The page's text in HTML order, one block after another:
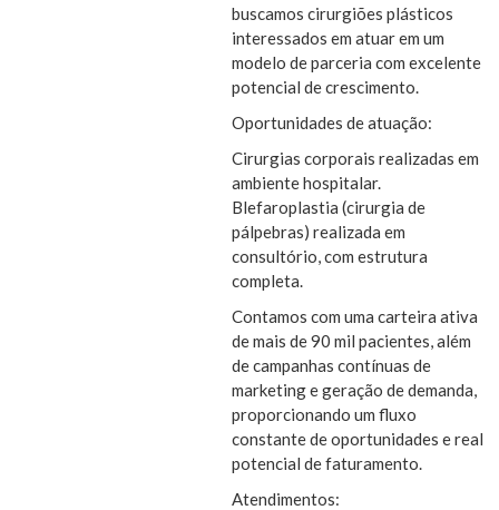
buscamos cirurgiões plásticos
interessados em atuar em um
modelo de parceria com excelente
potencial de crescimento.
Oportunidades de atuação:
Cirurgias corporais realizadas em
ambiente hospitalar.
Blefaroplastia (cirurgia de
pálpebras) realizada em
consultório, com estrutura
completa.
Contamos com uma carteira ativa
de mais de 90 mil pacientes, além
de campanhas contínuas de
marketing e geração de demanda,
proporcionando um fluxo
constante de oportunidades e real
potencial de faturamento.
Atendimentos: